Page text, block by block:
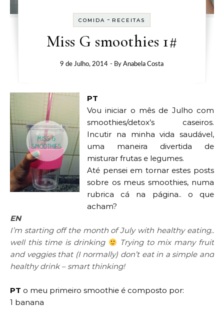
COMIDA - RECEITAS
Miss G smoothies 1#
9 de Julho, 2014 - ByAnabela Costa
PT
Vou iniciar o mês de Julho com
smoothies/detox’s caseiros.
Incutir na minha vida saudável,
uma maneira divertida de
misturar frutas e legumes.
Até pensei em tornar estes posts
sobre os meus smoothies, numa
rubrica cá na página.. o que
acham?
EN
I’m starting off the month of July with healthy eating..
well this time is drinking
Trying to mix many fruit
and veggies that (I normally) don’t eat in a simple and
healthy drink – smart thinking!
PT o meu primeiro smoothie é composto por:
1 banana